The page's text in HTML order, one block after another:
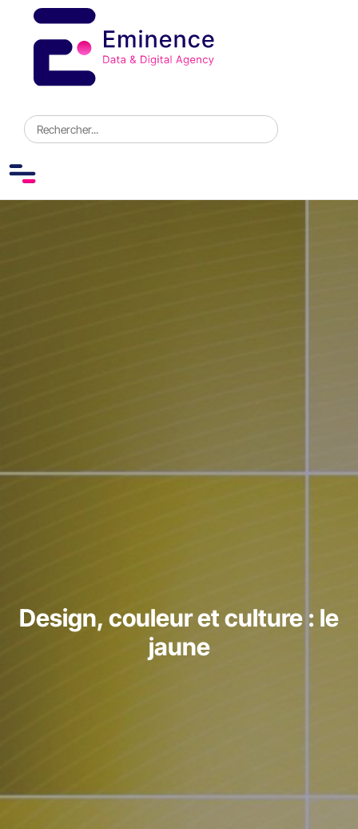
Design, couleur et culture : le
jaune